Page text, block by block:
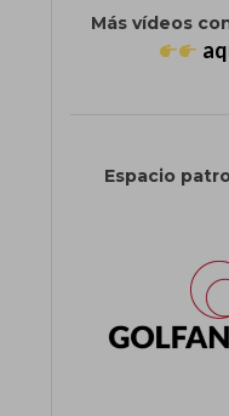
Más vídeos
Espacio